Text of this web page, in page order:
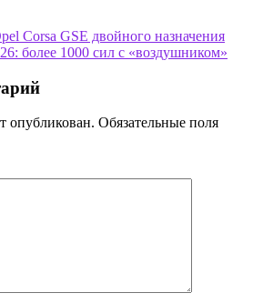
Corsa GSE двойного назначения
более 1000 сил с «воздушником»
опубликован. Обязательные поля